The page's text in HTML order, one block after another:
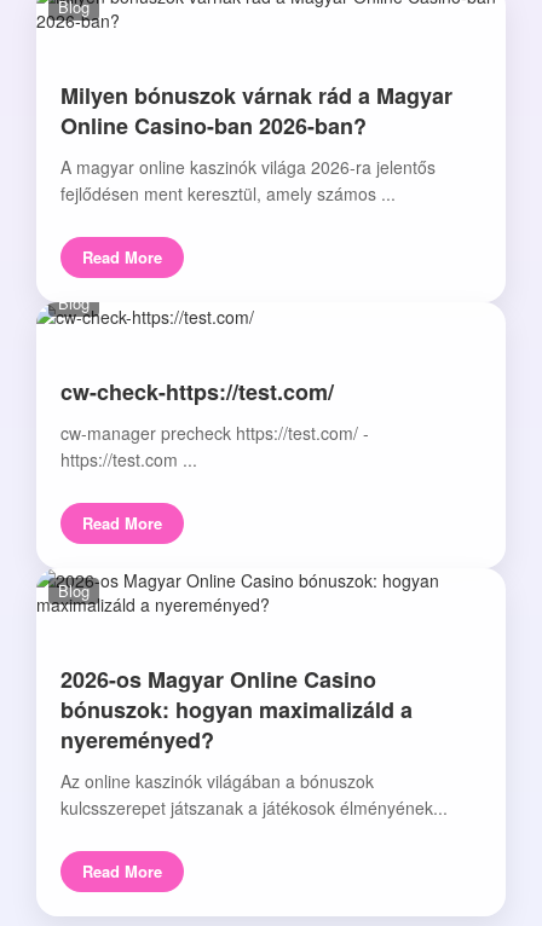
Blog
Milyen bónuszok várnak rád a Magyar
Online Casino-ban 2026-ban?
A magyar online kaszinók világa 2026-ra jelentős
fejlődésen ment keresztül, amely számos ...
Read More
Blog
cw-check-https://test.com/
cw-manager precheck https://test.com/ -
https://test.com ...
Read More
Blog
2026-os Magyar Online Casino
bónuszok: hogyan maximalizáld a
nyereményed?
Az online kaszinók világában a bónuszok
kulcsszerepet játszanak a játékosok élményének...
Read More